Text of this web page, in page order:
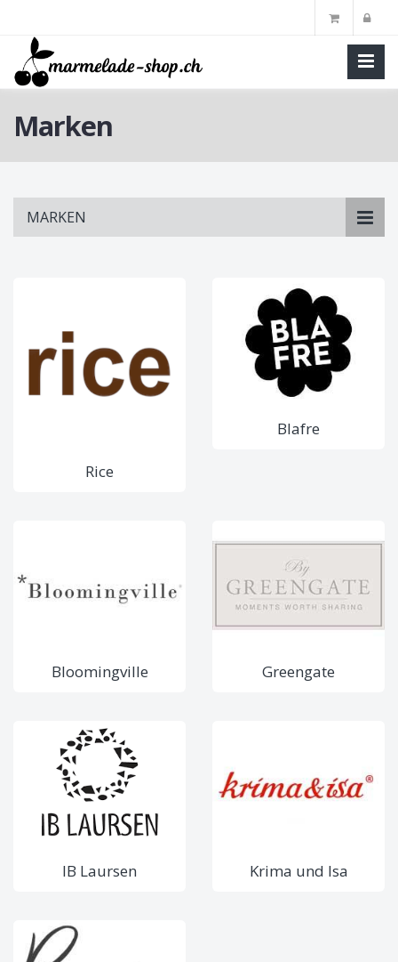
Marken
MARKEN
Rice
Blafre
Bloomingville Greengate
IB Laursen Krima und Isa